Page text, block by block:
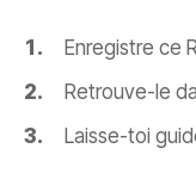
Enregistre ce
Retrouve-le
Laisse-toi